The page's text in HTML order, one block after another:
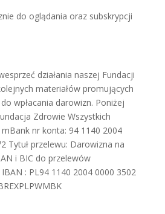
do oglądania oraz subskrypcji
działania naszej Fundacji
materiałów promujących
wpłacania darowizn. Poniżej
Zdrowie Wszystkich
mBank nr konta: 94 1140 2004
Tytuł przelewu: Darowizna na
i BIC do przelewów
: PL94 1140 2004 0000 3502